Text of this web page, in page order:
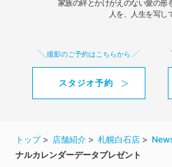
家族の絆とかけがえのない愛の形
人を、人生を写し
撮影のご予約はこちらから
スタジオ予約
トップ 店舗紹介 札幌白石店
ナルカレンダーデータプレゼント